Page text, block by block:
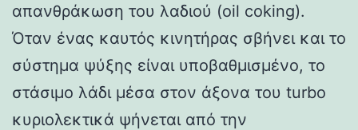
απανθράκωση του λαδιού (oil coking).
Όταν ένας καυτός κινητήρας σβήνει και το
σύστημα ψύξης είναι υποβαθμισμένο, το
στάσιμο λάδι μέσα στον άξονα του turbo
κυριολεκτικά ψήνεται από την